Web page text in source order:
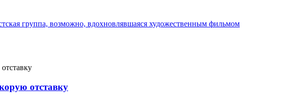
группа, возможно, вдохновлявшаяся художественным фильмом
отставку